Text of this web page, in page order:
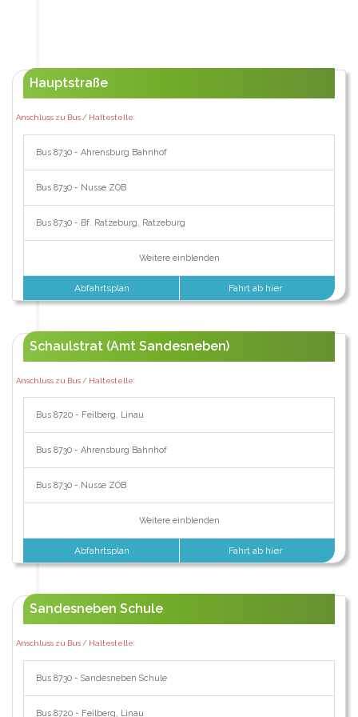
Hauptstraße
Anschluss zu Bus / Haltestelle:
Bus 8730 - Ahrensburg Bahnhof
Bus 8730 - Nusse ZOB
Bus 8730 - Bf. Ratzeburg, Ratzeburg
Weitere einblenden
Abfahrtsplan Fahrt ab hier
Schaulstrat (Amt Sandesneben)
Anschluss zu Bus / Haltestelle:
Bus 8720 - Feilberg, Linau
Bus 8730 - Ahrensburg Bahnhof
Bus 8730 - Nusse ZOB
Weitere einblenden
Abfahrtsplan Fahrt ab hier
Sandesneben Schule
Anschluss zu Bus / Haltestelle:
Bus 8730 - Sandesneben Schule
Bus 8720 - Feilberg, Linau